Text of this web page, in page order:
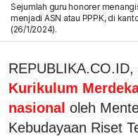
Sejumlah guru honorer
menjadi ASN atau PPPK, di
(26/1/2024).
Kurikulum
nasional oleh
Kebudayaan Riset